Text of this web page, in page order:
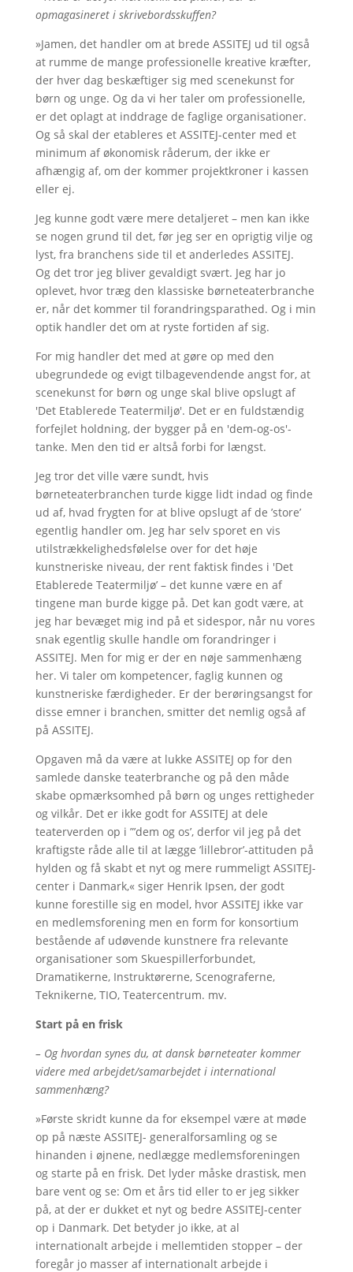
opmagasineret i skrivebordsskuffen?
»Jamen, det handler om at brede ASSITEJ ud til også
at rumme de mange professionelle kreative kræfter,
der hver dag beskæftiger sig med scenekunst for
børn og unge. Og da vi her taler om professionelle,
er det oplagt at inddrage de faglige organisationer.
Og så skal der etableres et ASSITEJ-center med et
minimum af økonomisk råderum, der ikke er
afhængig af, om der kommer projektkroner i kassen
eller ej.
Jeg kunne godt være mere detaljeret – men kan ikke
se nogen grund til det, før jeg ser en oprigtig vilje og
lyst, fra branchens side til et anderledes ASSITEJ.
Og det tror jeg bliver gevaldigt svært. Jeg har jo
oplevet, hvor træg den klassiske børneteaterbranche
er, når det kommer til forandringsparathed. Og i min
optik handler det om at ryste fortiden af sig.
For mig handler det med at gøre op med den
ubegrundede og evigt tilbagevendende angst for, at
scenekunst for børn og unge skal blive opslugt af
'Det Etablerede Teatermiljø'. Det er en fuldstændig
forfejlet holdning, der bygger på en 'dem-og-os'-
tanke. Men den tid er altså forbi for længst.
Jeg tror det ville være sundt, hvis
børneteaterbranchen turde kigge lidt indad og finde
ud af, hvad frygten for at blive opslugt af de ’store’
egentlig handler om. Jeg har selv sporet en vis
utilstrækkelighedsfølelse over for det høje
kunstneriske niveau, der rent faktisk findes i 'Det
Etablerede Teatermiljø’ – det kunne være en af
tingene man burde kigge på. Det kan godt være, at
jeg har bevæget mig ind på et sidespor, når nu vores
snak egentlig skulle handle om forandringer i
ASSITEJ. Men for mig er der en nøje sammenhæng
her. Vi taler om kompetencer, faglig kunnen og
kunstneriske færdigheder. Er der berøringsangst for
disse emner i branchen, smitter det nemlig også af
på ASSITEJ.
Opgaven må da være at lukke ASSITEJ op for den
samlede danske teaterbranche og på den måde
skabe opmærksomhed på børn og unges rettigheder
og vilkår. Det er ikke godt for ASSITEJ at dele
teaterverden op i ”’dem og os’, derfor vil jeg på det
kraftigste råde alle til at lægge ’lillebror’-attituden på
hylden og få skabt et nyt og mere rummeligt ASSITEJ-
center i Danmark,« siger Henrik Ipsen, der godt
kunne forestille sig en model, hvor ASSITEJ ikke var
en medlemsforening men en form for konsortium
bestående af udøvende kunstnere fra relevante
organisationer som Skuespillerforbundet,
Dramatikerne, Instruktørerne, Scenograferne,
Teknikerne, TIO, Teatercentrum. mv.
Start på en frisk
– Og hvordan synes du, at dansk børneteater kommer
videre med arbejdet/samarbejdet i international
sammenhæng?
»Første skridt kunne da for eksempel være at møde
op på næste ASSITEJ- generalforsamling og se
hinanden i øjnene, nedlægge medlemsforeningen
og starte på en frisk. Det lyder måske drastisk, men
bare vent og se: Om et års tid eller to er jeg sikker
på, at der er dukket et nyt og bedre ASSITEJ-center
op i Danmark. Det betyder jo ikke, at al
internationalt arbejde i mellemtiden stopper – der
foregår jo masser af internationalt arbejde i